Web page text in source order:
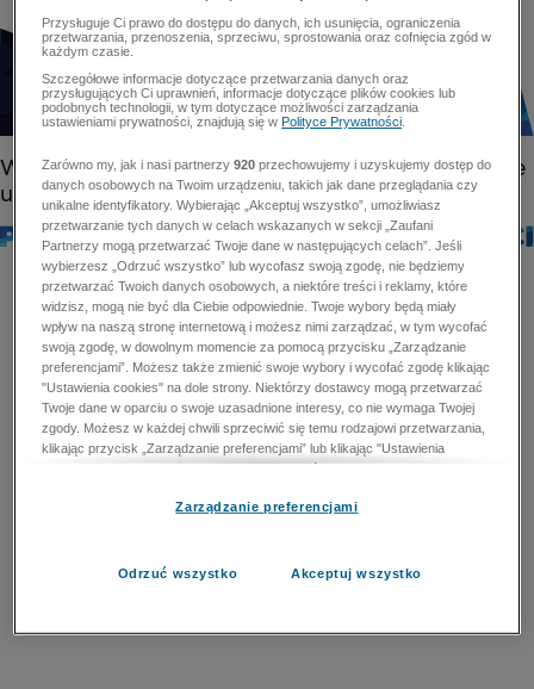
Przysługuje Ci prawo do dostępu do danych, ich usunięcia, ograniczenia
przetwarzania, przenoszenia, sprzeciwu, sprostowania oraz cofnięcia zgód w
każdym czasie.
Szczegółowe informacje dotyczące przetwarzania danych oraz
przysługujących Ci uprawnień, informacje dotyczące plików cookies lub
podobnych technologii, w tym dotyczące możliwości zarządzania
ustawieniami prywatności, znajdują się wPolityce Prywatności
Zarówno my, jak i nasi partnerzy920 przechowujemy i uzyskujemy dostęp do
danych osobowych na Twoim urządzeniu, takich jak dane przeglądania czy
unikalne identyfikatory. Wybierając „Akceptuj wszystko”, umożliwiasz
przetwarzanie tych danych w celach wskazanych w sekcji „Zaufani
Partnerzy mogą przetwarzać Twoje dane w następujących celach”. Jeśli
wybierzesz „Odrzuć wszystko” lub wycofasz swoją zgodę, nie będziemy
przetwarzać Twoich danych osobowych, a niektóre treści i reklamy, które
widzisz, mogą nie być dla Ciebie odpowiednie. Twoje wybory będą miały
wpływ na naszą stronę internetową i możesz nimi zarządzać, w tym wycofać
swoją zgodę, w dowolnym momencie za pomocą przycisku „Zarządzanie
preferencjami”. Możesz także zmienić swoje wybory i wycofać zgodę klikając
"Ustawienia cookies" na dole strony. Niektórzy dostawcy mogą przetwarzać
Twoje dane w oparciu o swoje uzasadnione interesy, co nie wymaga Twojej
zgody. Możesz w każdej chwili sprzeciwić się temu rodzajowi przetwarzania,
klikając przycisk „Zarządzanie preferencjami” lub klikając "Ustawienia
cookies" na dole strony. Nie możesz sprzeciwić się przetwarzaniu przez
zapobiegania oszustwom i naprawiania błędów, a w tym celu mogą zostać
przetwarzaniu danych osobowych w celu dostarczania i prezentacji reklam i
Zarządzanie preferencjami
Odrzuć wszystko Akceptuj wszystko